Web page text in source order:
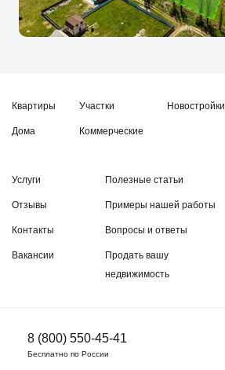
Квартиры
Дома
Участки
Коммерческие
Новостройки
Услуги
Отзывы
Контакты
Вакансии
Полезные статьи
Примеры нашей работы
Вопросы и ответы
Продать вашу
недвижимость
8 (800) 550-45-41
Бесплатно по России